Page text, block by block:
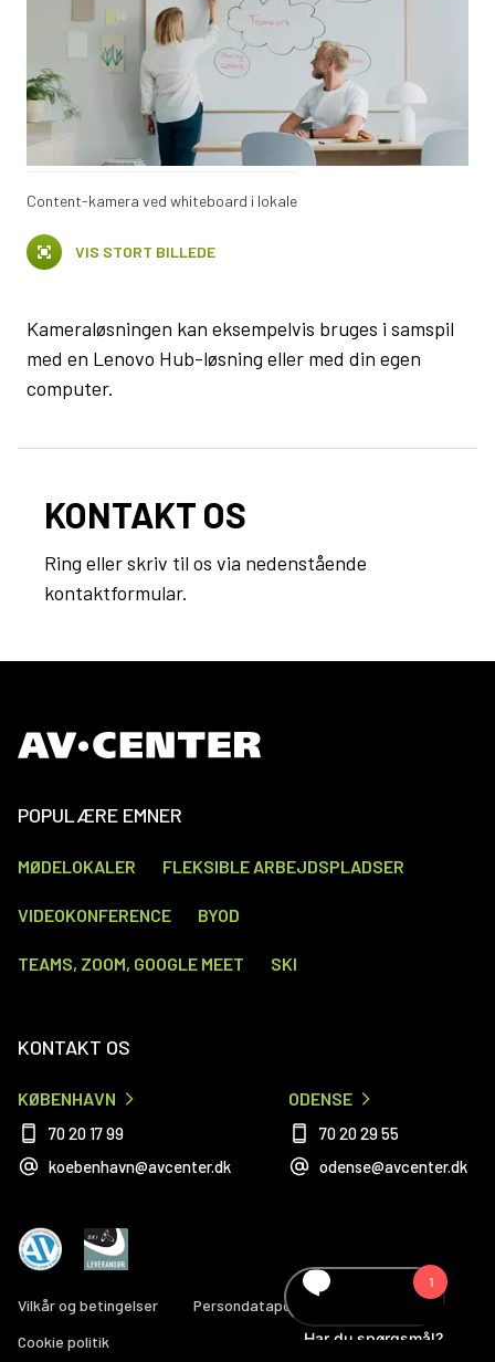
Content-kamera ved whiteboard i lokale
VIS STORT BILLEDE
Kameraløsningen kan eksempelvis bruges i samspil
med en Lenovo Hub-løsning eller med din egen
computer.
KONTAKT OS
Ring eller skriv til os via nedenstående
kontaktformular.
POPULÆRE EMNER
MØDELOKALER FLEKSIBLE ARBEJDSPLADSER
VIDEOKONFERENCE BYOD
TEAMS, ZOOM, GOOGLE MEET SKI
KONTAKT OS
KØBENHAVN
70 20 17 99
koebenhavn@avcenter.dk
ODENSE
70 20 29 55
odense@avcenter.dk
Vilkår og betingelser
Persondatapolitik
Cookie politik